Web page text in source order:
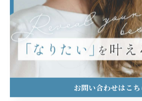
実際に「思ったよりも色が長持ちし
えた仕上がりで満足」といった声も
グと施術工程の丁寧さが満足度を左
のパステルカラーを楽しみたい方は
イルまで考慮した提案ができる美
お問い合わせはこち